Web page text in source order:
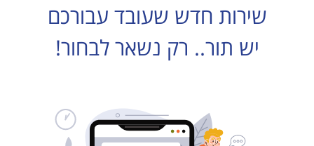
שירות חדש שעובד עבורכם
יש תור.. רק נשאר לבחור!